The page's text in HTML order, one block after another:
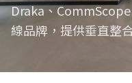
Draka、
線品牌，提供垂直整